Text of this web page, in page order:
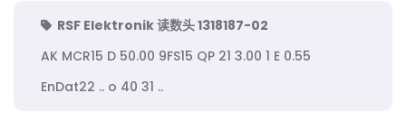
RSF Elektronik 读数头 1318187-02
AK MCR15 D 50.00 9FS15 QP 21 3.00 1 E 0.55
EnDat22 .. o 40 31 ..